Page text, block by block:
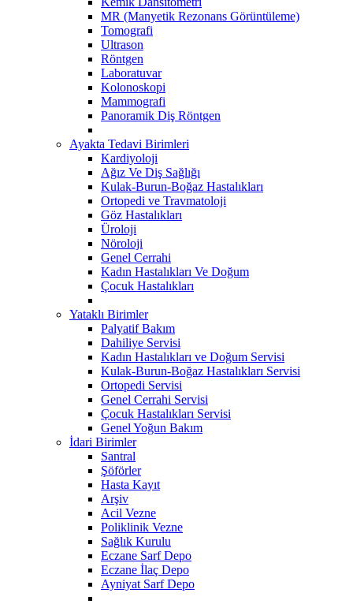
MR (Manyetik Rezonans Görüntüleme)
Tomografi
Ultrason
Röntgen
Laboratuvar
Kolonoskopi
Mammografi
Panoramik Diş Röntgen
Ayakta Tedavi Birimleri
Kardiyoloji
Ağız Ve Diş Sağlığı
Kulak-Burun-Boğaz Hastalıkları
Ortopedi ve Travmatoloji
Göz Hastalıkları
Üroloji
Nöroloji
Genel Cerrahi
Kadın Hastalıkları Ve Doğum
Çocuk Hastalıkları
Yataklı Birimler
Palyatif Bakım
Dahiliye Servisi
Kadın Hastalıkları ve Doğum Servisi
Kulak-Burun-Boğaz Hastalıkları Servisi
Ortopedi Servisi
Genel Cerrahi Servisi
Çocuk Hastalıkları Servisi
Genel Yoğun Bakım
İdari Birimler
Santral
Şöförler
Hasta Kayıt
Arşiv
Acil Vezne
Poliklinik Vezne
Sağlık Kurulu
Eczane Sarf Depo
Eczane İlaç Depo
Ayniyat Sarf Depo